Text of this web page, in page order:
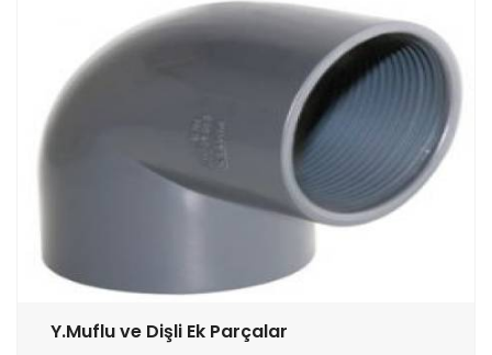
Y.Muflu ve Dişli Ek Parçalar